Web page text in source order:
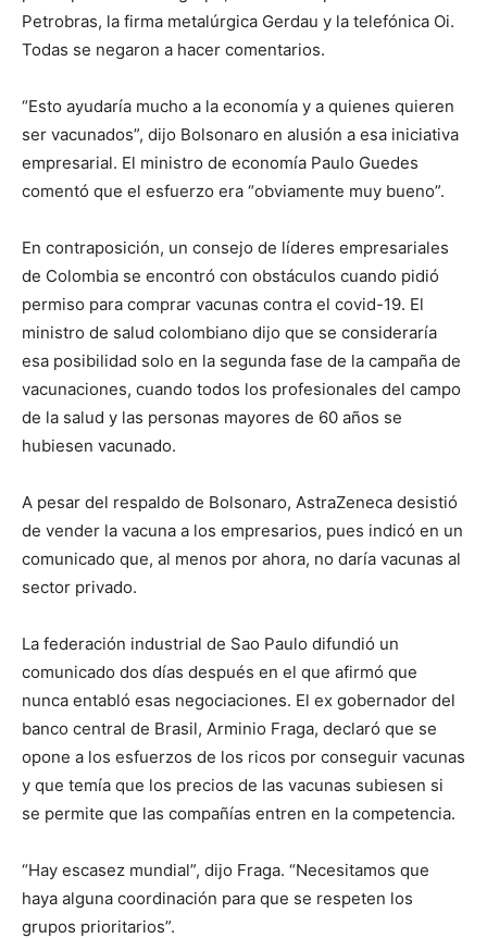
Petrobras, la firma metalúrgica Gerdau y la telefónica Oi.
Todas se negaron a hacer comentarios.
“Esto ayudaría mucho a la economía y a quienes quieren
ser vacunados”, dijo Bolsonaro en alusión a esa iniciativa
empresarial. El ministro de economía Paulo Guedes
comentó que el esfuerzo era “obviamente muy bueno”.
En contraposición, un consejo de líderes empresariales
de Colombia se encontró con obstáculos cuando pidió
permiso para comprar vacunas contra el covid-19. El
ministro de salud colombiano dijo que se consideraría
esa posibilidad solo en la segunda fase de la campaña de
vacunaciones, cuando todos los profesionales del campo
de la salud y las personas mayores de 60 años se
hubiesen vacunado.
A pesar del respaldo de Bolsonaro, AstraZeneca desistió
de vender la vacuna a los empresarios, pues indicó en un
comunicado que, al menos por ahora, no daría vacunas al
sector privado.
La federación industrial de Sao Paulo difundió un
comunicado dos días después en el que afirmó que
nunca entabló esas negociaciones. El ex gobernador del
banco central de Brasil, Arminio Fraga, declaró que se
opone a los esfuerzos de los ricos por conseguir vacunas
y que temía que los precios de las vacunas subiesen si
se permite que las compañías entren en la competencia.
“Hay escasez mundial”, dijo Fraga. “Necesitamos que
haya alguna coordinación para que se respeten los
grupos prioritarios”.